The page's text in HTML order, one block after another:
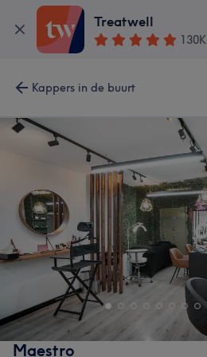
Treatwell
130K
Kappers in de buurt
Maestro